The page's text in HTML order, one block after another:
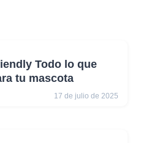
Todo lo que
tu mascota
17 de julio de 2025